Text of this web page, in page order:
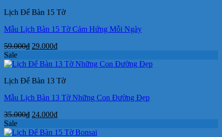
29.000₫.
Lịch Để Bàn 15 Tờ
Mẫu Lịch Bàn 15 Tờ Cảm Hứng Mỗi Ngày
59.000₫ Giá
là:
29.000₫Giá
tại
29.000₫.
Sale
Lịch Để Bàn 13 Tờ
Mẫu Lịch Bàn 13 Tờ Những Con Đường Đẹp
35.000₫ Giá
là:
24.000₫Giá
tại
Sale